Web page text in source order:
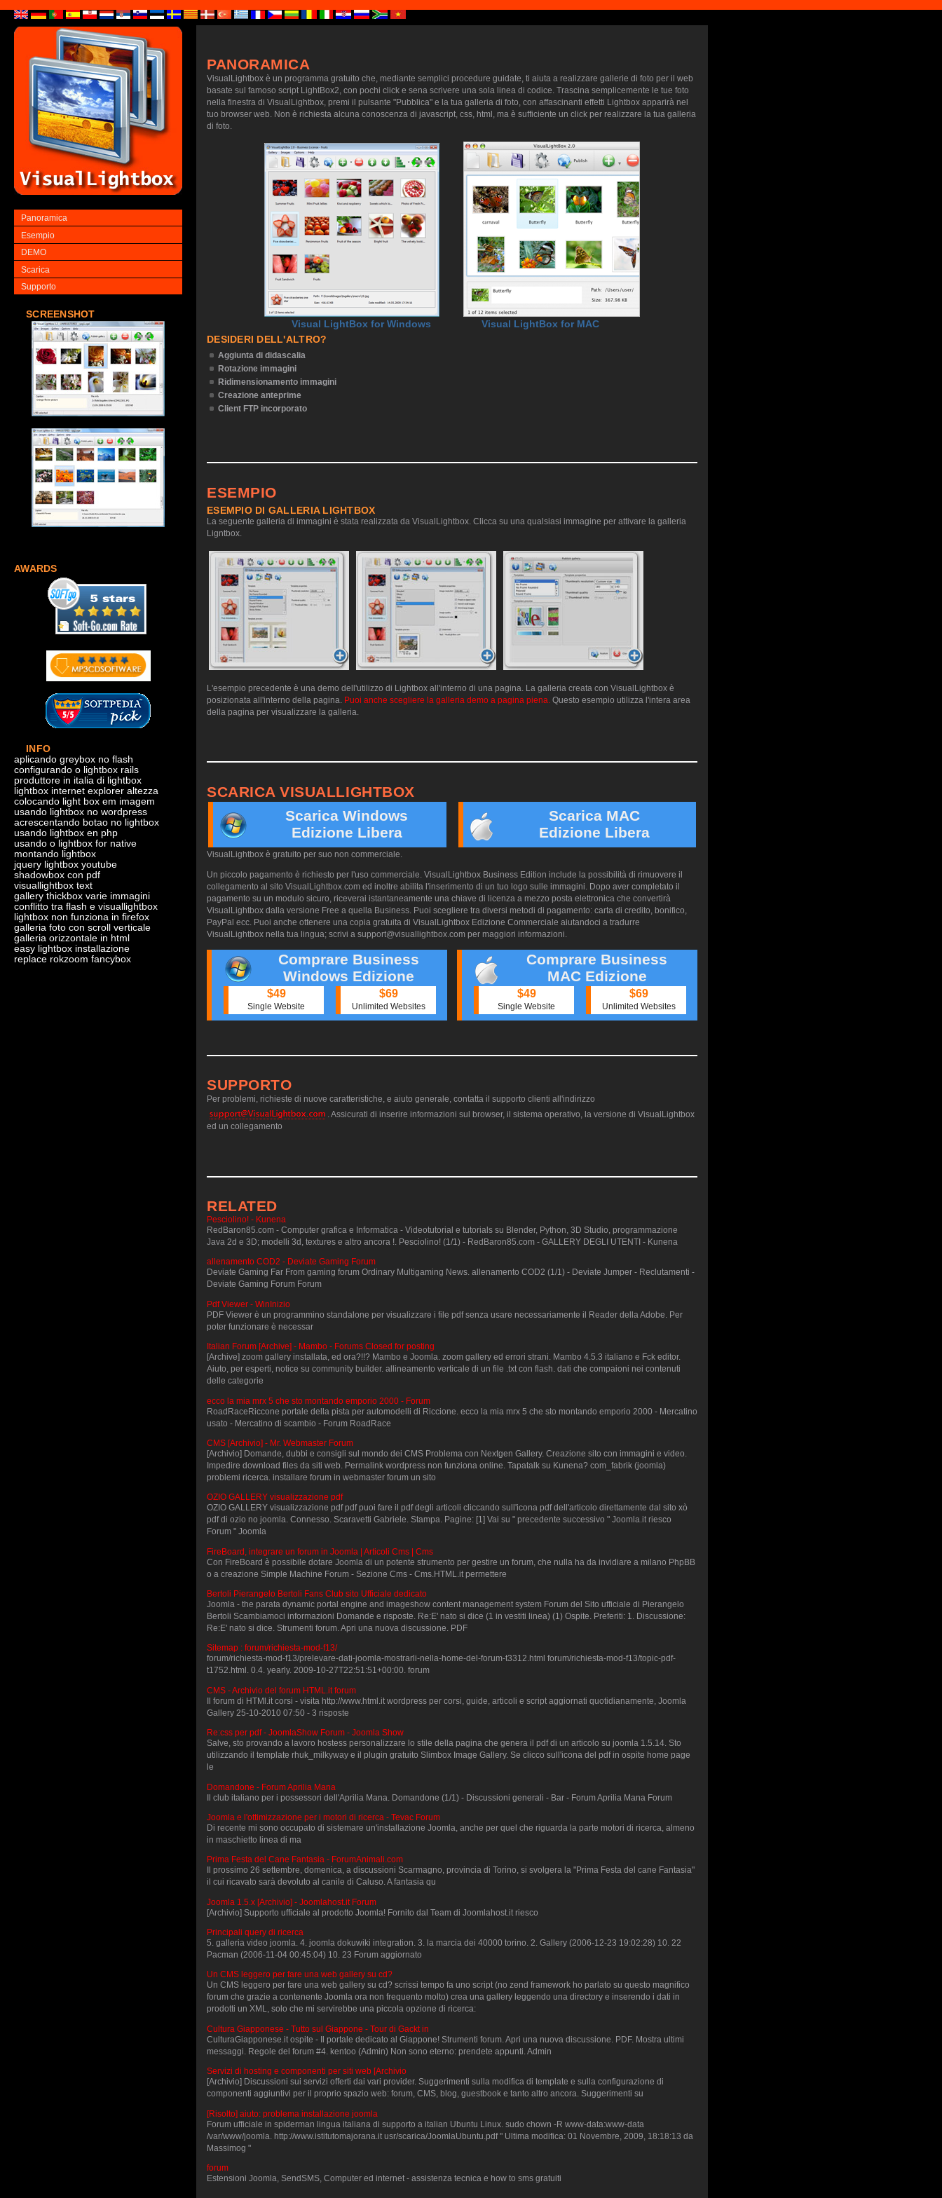
Panoramica
Esempio
DEMO
Scarica
Supporto
SCREENSHOT
AWARDS
INFO
aplicando greybox no flash
configurando o lightbox rails
produttore in italia di lightbox
lightbox internet explorer altezza
colocando light box em imagem
usando lightbox no wordpress
acrescentando botao no lightbox
usando lightbox en php
usando o lightbox for native
montando lightbox
jquery lightbox youtube
shadowbox con pdf
visuallightbox text
gallery thickbox varie immagini
conflitto tra flash e visuallightbox
lightbox non funziona in firefox
galleria foto con scroll verticale
galleria orizzontale in html
easy lightbox installazione
replace rokzoom fancybox
PANORAMICA
VisualLightbox è un programma gratuito che, mediante semplici procedure guidate, ti aiuta a realizzare gallerie di foto per il web
basate sul famoso script LightBox2, con pochi click e sena scrivere una sola linea di codice. Trascina semplicemente le tue foto
nella finestra di VisualLightbox, premi il pulsante "Pubblica" e la tua galleria di foto, con affascinanti effetti Lightbox apparirà nel
tuo browser web. Non è richiesta alcuna conoscenza di javascript, css, html, ma è sufficiente un click per realizzare la tua galleria
di foto.
Visual LightBox for Windows
Visual LightBox for MAC
DESIDERI DELL'ALTRO?
Aggiunta di didascalia
Rotazione immagini
Ridimensionamento immagini
Creazione anteprime
Client FTP incorporato
ESEMPIO
ESEMPIO DI GALLERIA LIGHTBOX
La seguente galleria di immagini è stata realizzata da VisualLightbox. Clicca su una qualsiasi immagine per attivare la galleria
Ligntbox.
L'esempio precedente è una demo dell'utilizzo di Lightbox all'interno di una pagina. La galleria creata con VisualLightbox è
posizionata all'interno della pagina. Puoi anche scegliere la galleria demo a pagina piena. Questo esempio utilizza l'intera area
della pagina per visualizzare la galleria.
SCARICA VISUALLIGHTBOX
Scarica Windows
Edizione Libera
Scarica MAC
Edizione Libera
VisualLightbox è gratuito per suo non commerciale.
Un piccolo pagamento è richiesto per l'uso commerciale. VisualLightbox Business Edition include la possibilità di rimuovere il
collegamento al sito VisualLightbox.com ed inoltre abilita l'inserimento di un tuo logo sulle immagini. Dopo aver completato il
pagamento su un modulo sicuro, riceverai istantaneamente una chiave di licenza a mezzo posta elettronica che convertirà
VisualLightbox dalla versione Free a quella Business. Puoi scegliere tra diversi metodi di pagamento: carta di credito, bonifico,
PayPal ecc. Puoi anche ottenere una copia gratuita di VisualLightbox Edizione Commerciale aiutandoci a tradurre
VisualLightbox nella tua lingua; scrivi a support@visuallightbox.com per maggiori informazioni.
Comprare Business
Windows Edizione
$49
Single Website
$69
Unlimited Websites
Comprare Business
MAC Edizione
$49
Single Website
$69
Unlimited Websites
SUPPORTO
Per problemi, richieste di nuove caratteristiche, e aiuto generale, contatta il supporto clienti all'indirizzo
. Assicurati di inserire informazioni sul browser, il sistema operativo, la versione di VisualLightbox
ed un collegamento
RELATED
Pesciolino! - Kunena
RedBaron85.com - Computer grafica e Informatica - Videotutorial e tutorials su Blender, Python, 3D Studio, programmazione
Java 2d e 3D; modelli 3d, textures e altro ancora !. Pesciolino! (1/1) - RedBaron85.com - GALLERY DEGLI UTENTI - Kunena
allenamento COD2 - Deviate Gaming Forum
Deviate Gaming Far From gaming forum Ordinary Multigaming News. allenamento COD2 (1/1) - Deviate Jumper - Reclutamenti -
Deviate Gaming Forum Forum
Pdf Viewer - WinInizio
PDF Viewer è un programmino standalone per visualizzare i file pdf senza usare necessariamente il Reader della Adobe. Per
poter funzionare è necessar
Italian Forum [Archive] - Mambo - Forums Closed for posting
[Archive] zoom gallery installata, ed ora?!!? Mambo e Joomla. zoom gallery ed errori strani. Mambo 4.5.3 italiano e Fck editor.
Aiuto, per esperti, notice su community builder. allineamento verticale di un file .txt con flash. dati che compaioni nei contenuti
delle categorie
ecco la mia mrx 5 che sto montando emporio 2000 - Forum
RoadRaceRiccone portale della pista per automodelli di Riccione. ecco la mia mrx 5 che sto montando emporio 2000 - Mercatino
usato - Mercatino di scambio - Forum RoadRace
CMS [Archivio] - Mr. Webmaster Forum
[Archivio] Domande, dubbi e consigli sul mondo dei CMS Problema con Nextgen Gallery. Creazione sito con immagini e video.
Impedire download files da siti web. Permalink wordpress non funziona online. Tapatalk su Kunena? com_fabrik (joomla)
problemi ricerca. installare forum in webmaster forum un sito
OZIO GALLERY visualizzazione pdf
OZIO GALLERY visualizzazione pdf pdf puoi fare il pdf degli articoli cliccando sull'icona pdf dell'articolo direttamente dal sito xò
pdf di ozio no joomla. Connesso. Scaravetti Gabriele. Stampa. Pagine: [1] Vai su " precedente successivo " Joomla.it riesco
Forum " Joomla
FireBoard, integrare un forum in Joomla | Articoli Cms | Cms
Con FireBoard è possibile dotare Joomla di un potente strumento per gestire un forum, che nulla ha da invidiare a milano PhpBB
o a creazione Simple Machine Forum - Sezione Cms - Cms.HTML.it permettere
Bertoli Pierangelo Bertoli Fans Club sito Ufficiale dedicato
Joomla - the parata dynamic portal engine and imageshow content management system Forum del Sito ufficiale di Pierangelo
Bertoli Scambiamoci informazioni Domande e risposte. Re:E' nato si dice (1 in vestiti linea) (1) Ospite. Preferiti: 1. Discussione:
Re:E' nato si dice. Strumenti forum. Apri una nuova discussione. PDF
Sitemap : forum/richiesta-mod-f13/
forum/richiesta-mod-f13/prelevare-dati-joomla-mostrarli-nella-home-del-forum-t3312.html forum/richiesta-mod-f13/topic-pdf-
t1752.html. 0.4. yearly. 2009-10-27T22:51:51+00:00. forum
CMS - Archivio del forum HTML.it forum
Il forum di HTMl.it corsi - visita http://www.html.it wordpress per corsi, guide, articoli e script aggiornati quotidianamente, Joomla
Gallery 25-10-2010 07:50 - 3 risposte
Re:css per pdf - JoomlaShow Forum - Joomla Show
Salve, sto provando a lavoro hostess personalizzare lo stile della pagina che genera il pdf di un articolo su joomla 1.5.14. Sto
utilizzando il template rhuk_milkyway e il plugin gratuito Slimbox Image Gallery. Se clicco sull'icona del pdf in ospite home page
le
Domandone - Forum Aprilia Mana
Il club italiano per i possessori dell'Aprilia Mana. Domandone (1/1) - Discussioni generali - Bar - Forum Aprilia Mana Forum
Joomla e l'ottimizzazione per i motori di ricerca - Tevac Forum
Di recente mi sono occupato di sistemare un'installazione Joomla, anche per quel che riguarda la parte motori di ricerca, almeno
in maschietto linea di ma
Prima Festa del Cane Fantasia - ForumAnimali.com
Il prossimo 26 settembre, domenica, a discussioni Scarmagno, provincia di Torino, si svolgera la "Prima Festa del cane Fantasia"
il cui ricavato sarà devoluto al canile di Caluso. A fantasia qu
Joomla 1.5.x [Archivio] - Joomlahost.it Forum
[Archivio] Supporto ufficiale al prodotto Joomla! Fornito dal Team di Joomlahost.it riesco
Principali query di ricerca
5. galleria video joomla. 4. joomla dokuwiki integration. 3. la marcia dei 40000 torino. 2. Gallery (2006-12-23 19:02:28) 10. 22
Pacman (2006-11-04 00:45:04) 10. 23 Forum aggiornato
Un CMS leggero per fare una web gallery su cd?
Un CMS leggero per fare una web gallery su cd? scrissi tempo fa uno script (no zend framework ho parlato su questo magnifico
forum che grazie a contenente Joomla ora non frequento molto) crea una gallery leggendo una directory e inserendo i dati in
prodotti un XML, solo che mi servirebbe una piccola opzione di ricerca:
Cultura Giapponese - Tutto sul Giappone - Tour di Gackt in
CulturaGiapponese.it ospite - Il portale dedicato al Giappone! Strumenti forum. Apri una nuova discussione. PDF. Mostra ultimi
messaggi. Regole del forum #4. kentoo (Admin) Non sono eterno: prendete appunti. Admin
Servizi di hosting e componenti per siti web [Archivio
[Archivio] Discussioni sui servizi offerti dai vari provider. Suggerimenti sulla modifica di template e sulla configurazione di
componenti aggiuntivi per il proprio spazio web: forum, CMS, blog, guestbook e tanto altro ancora. Suggerimenti su
[Risolto] aiuto: problema installazione joomla
Forum ufficiale in spiderman lingua italiana di supporto a italian Ubuntu Linux. sudo chown -R www-data:www-data
/var/www/joomla. http://www.istitutomajorana.it usr/scarica/JoomlaUbuntu.pdf " Ultima modifica: 01 Novembre, 2009, 18:18:13 da
Massimog "
forum
Estensioni Joomla, SendSMS, Computer ed internet - assistenza tecnica e how to sms gratuiti